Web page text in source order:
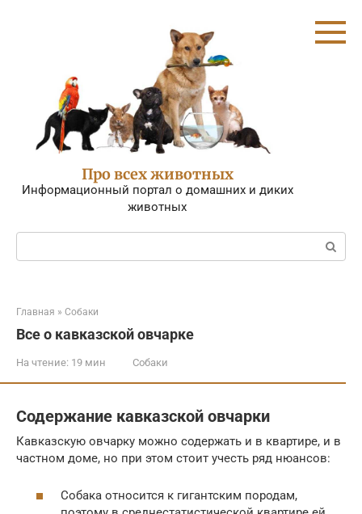
Про всех животных
Информационный портал о домашних и диких
животных
Поиск:
Главная » Собаки
Все о кавказской овчарке
На чтение: 19 мин Собаки
Содержание кавказской овчарки
Кавказскую овчарку можно содержать и в квартире, и в
частном доме, но при этом стоит учесть ряд нюансов:
Собака относится к гигантским породам,